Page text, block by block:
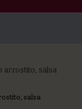
arrostito, salsa
salsa